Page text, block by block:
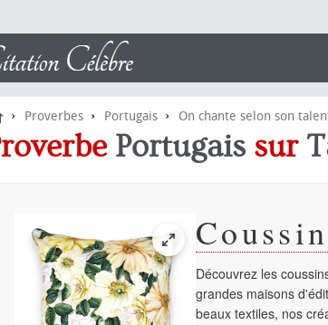
› Proverbes › Portugais › On chante selon son
Proverbe Portugais sur
Découvrez les
grandes maisons
beaux textiles, nos